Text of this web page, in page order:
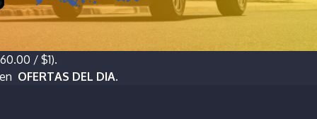
/ $1).
OFERTAS DEL DIA.